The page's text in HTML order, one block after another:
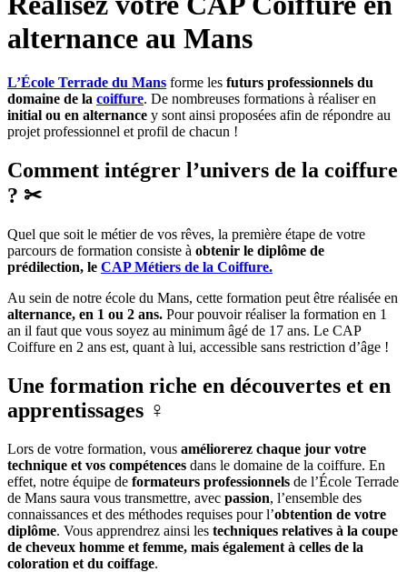
alternance au Mans
L’École Terrade du Mans forme les futurs professionnels du
domaine de la coiffure. De nombreuses formations à réaliser en
initial ou en alternance y sont ainsi proposées afin de répondre au
projet professionnel et profil de chacun !
Comment intégrer l’univers de la coiffure
? ✂
Quel que soit le métier de vos rêves, la première étape de votre
parcours de formation consiste à obtenir le diplôme de
prédilection, le CAP Métiers de la Coiffure.
Au sein de notre école du Mans, cette formation peut être réalisée en
alternance, en 1 ou 2 ans. Pour pouvoir réaliser la formation en 1
an il faut que vous soyez au minimum âgé de 17 ans. Le CAP
Coiffure en 2 ans est, quant à lui, accessible sans restriction d’âge !
Une formation riche en découvertes et en
apprentissages ‍♀️
Lors de votre formation, vous améliorerez chaque jour votre
technique et vos compétences dans le domaine de la coiffure. En
effet, notre équipe de formateurs professionnels de l’École Terrade
de Mans saura vous transmettre, avec passion, l’ensemble des
connaissances et des méthodes requises pour l’obtention de votre
diplôme. Vous apprendrez ainsi les techniques relatives à la coupe
de cheveux homme et femme, mais également à celles de la
coloration et du coiffage.